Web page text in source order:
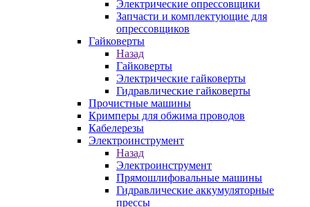
Электрические опрессовщики
Запчасти и комплектующие для
опрессовщиков
Гайковерты
Назад
Гайковерты
Электрические гайковерты
Гидравлические гайковерты
Прочистные машины
Кримперы для обжима проводов
Кабелерезы
Электроинструмент
Назад
Электроинструмент
Прямошлифовальные машины
Гидравлические аккумуляторные
прессы